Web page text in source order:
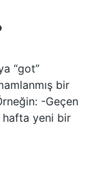
“got”
bir
-Geçen
hafta yeni bir